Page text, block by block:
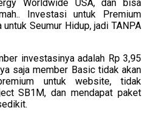
Worldwide USA, dan bisa
Investasi untuk Premium
Seumur Hidup, jadi TANPA
investasinya adalah Rp 3,95
saja member Basic tidak akan
untuk website, tidak
SB1M, dan mendapat paket